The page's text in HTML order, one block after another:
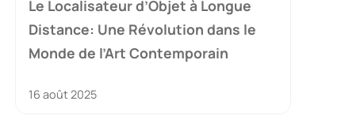
Le Localisateur d’Objet à Longue
Distance: Une Révolution dans le
Monde de l’Art Contemporain
16 août 2025